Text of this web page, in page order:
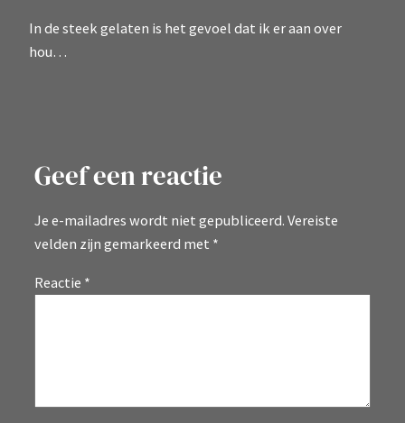
In de steek gelaten is het gevoel dat ik er aan over
hou…
Geef een reactie
Je e-mailadres wordt niet gepubliceerd. Vereiste
velden zijn gemarkeerd met *
Reactie *